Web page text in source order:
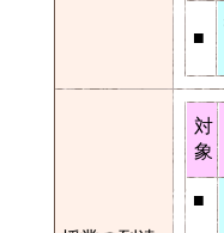
■
対
象
■